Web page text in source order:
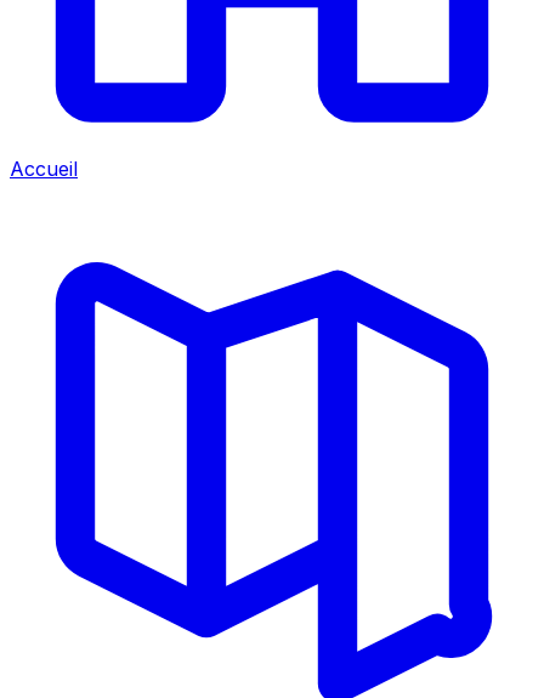
Accueil